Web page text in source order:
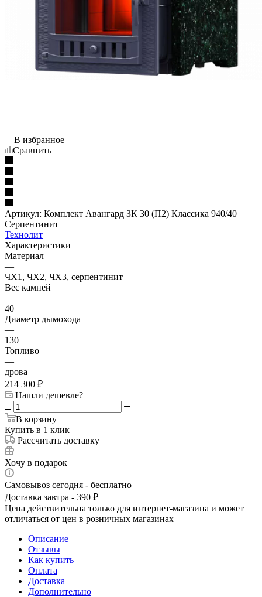
В избранное
Сравнить
Артикул: Комплект Авангард ЗК 30 (П2) Классика 940/40
Серпентинит
Технолит
Характеристики
Материал
—
ЧХ1, ЧХ2, ЧХ3, серпентинит
Вес камней
—
40
Диаметр дымохода
—
130
Топливо
—
дрова
214 300 ₽
Нашли дешевле?
В корзину
Купить в 1 клик
Рассчитать доставку
Хочу в подарок
Самовывоз сегодня - бесплатно
Доставка завтра - 390 ₽
Цена действительна только для интернет-магазина и может
отличаться от цен в розничных магазинах
Описание
Отзывы
Как купить
Оплата
Доставка
Дополнительно